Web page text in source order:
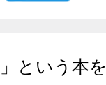
」という本